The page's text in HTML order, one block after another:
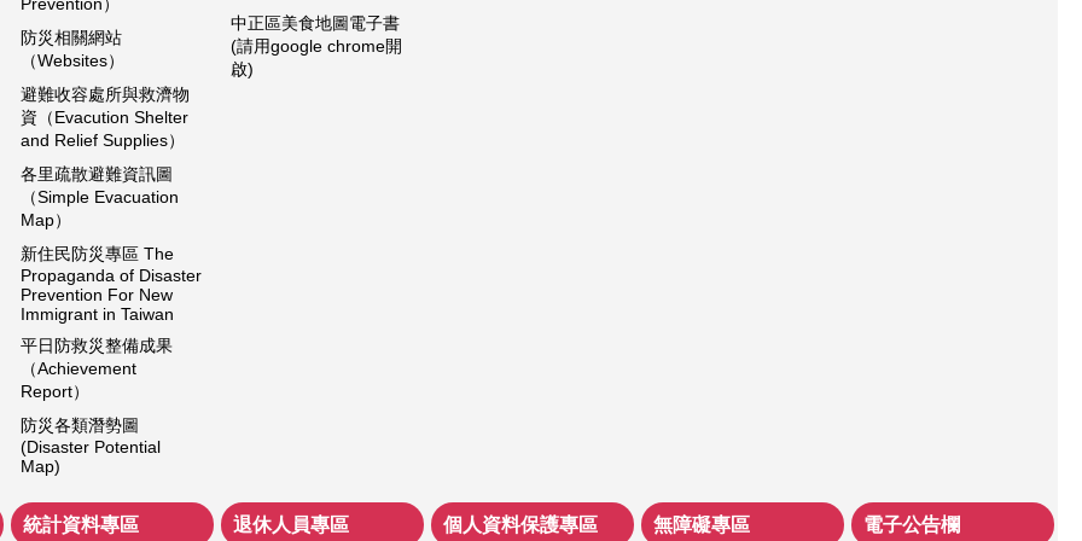
防災相關網站
（Websites）
避難收容處所與救濟物
資（Evacution Shelter
and Relief Supplies）
各里疏散避難資訊圖
（Simple Evacuation
Map）
新住民防災專區 The
Propaganda of Disaster
Prevention For New
Immigrant in Taiwan
平日防救災整備成果
（Achievement
Report）
防災各類潛勢圖
(Disaster Potential
Map)
中正區美食地圖電子書
(請用google chrome開
啟)
統計資料專區 退休人員專區 個人資料保護專區 無障礙專區 電子公告欄